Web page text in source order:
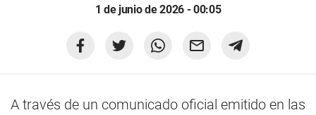
1 de junio de 2026 - 00:05
A través de un comunicado oficial emitido en las